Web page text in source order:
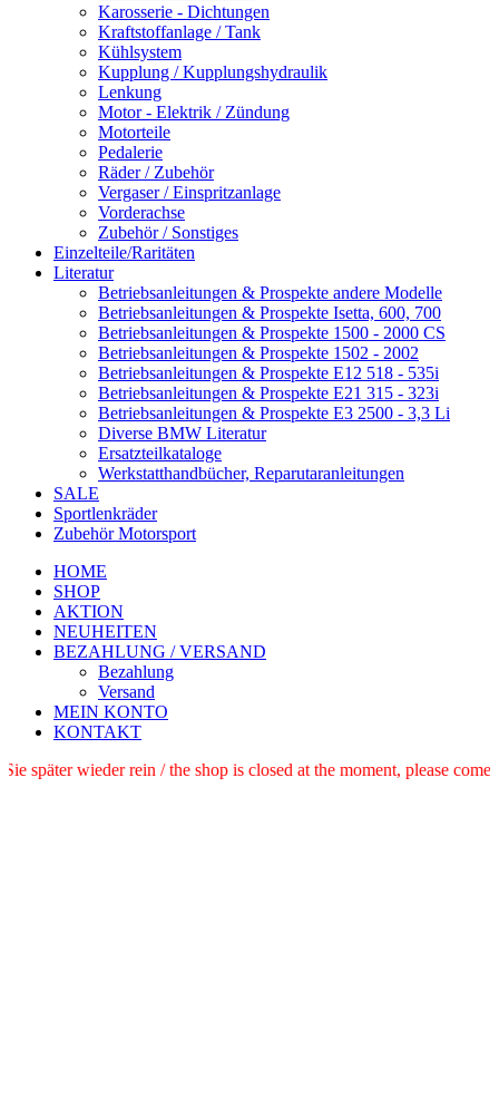
Karosserie - Dichtungen
Kraftstoffanlage / Tank
Kühlsystem
Kupplung / Kupplungshydraulik
Lenkung
Motor - Elektrik / Zündung
Motorteile
Pedalerie
Räder / Zubehör
Vergaser / Einspritzanlage
Vorderachse
Zubehör / Sonstiges
Einzelteile/Raritäten
Literatur
Betriebsanleitungen & Prospekte andere Modelle
Betriebsanleitungen & Prospekte Isetta, 600, 700
Betriebsanleitungen & Prospekte 1500 - 2000 CS
Betriebsanleitungen & Prospekte 1502 - 2002
Betriebsanleitungen & Prospekte E12 518 - 535i
Betriebsanleitungen & Prospekte E21 315 - 323i
Betriebsanleitungen & Prospekte E3 2500 - 3,3 Li
Diverse BMW Literatur
Ersatzteilkataloge
Werkstatthandbücher, Reparutaranleitungen
SALE
Sportlenkräder
Zubehör Motorsport
HOME
SHOP
AKTION
NEUHEITEN
BEZAHLUNG / VERSAND
Bezahlung
Versand
MEIN KONTO
KONTAKT
schauen Sie später wieder rein / the shop is closed at the moment,